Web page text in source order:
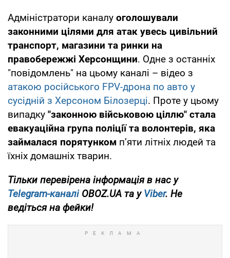
Адміністратори каналу оголошували
законними цілями для атак увесь цивільний
транспорт, магазини та ринки на
правобережжі Херсонщини. Одне з останніх
"повідомлень" на цьому каналі – відео з
атакою російського FPV-дрона по авто у
сусідній з Херсоном Білозерці. Проте у цьому
випадку "законною військовою ціллю" стала
евакуаційна група поліції та волонтерів, яка
займалася порятунком п’яти літніх людей та
їхніх домашніх тварин.
Тільки перевірена інформація в нас у
Telegram-каналіOBOZ.UA та уViber. Не
ведіться на фейки!